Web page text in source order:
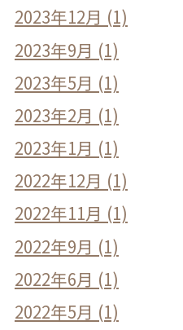
2023年12月 (1)
2023年9月 (1)
2023年5月 (1)
2023年2月 (1)
2023年1月 (1)
2022年12月 (1)
2022年11月 (1)
2022年9月 (1)
2022年6月 (1)
2022年5月 (1)